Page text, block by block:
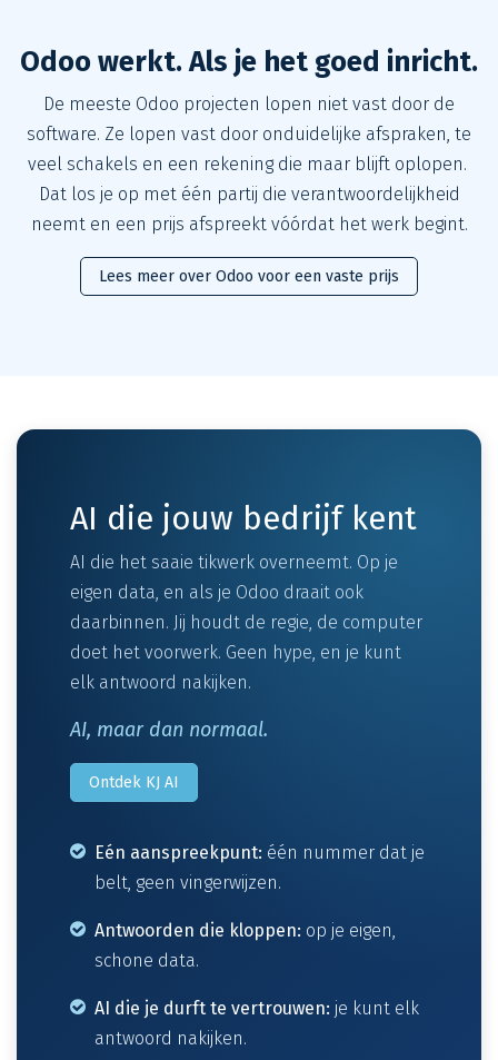
Odoo werkt. Als je het goed inricht.
De meeste Odoo projecten lopen niet vast door de
software. Ze lopen vast door onduidelijke afspraken, te
veel schakels en een rekening die maar blijft oplopen.
Dat los je op met één partij die verantwoordelijkheid
neemt en een prijs afspreekt vóórdat het werk begint.
Lees meer over Odoo voor een vaste prijs
AI die jouw bedrijf kent
AI die het saaie tikwerk overneemt. Op je
eigen data, en als je Odoo draait ook
daarbinnen. Jij houdt de regie, de computer
doet het voorwerk. Geen hype, en je kunt
elk antwoord nakijken.
AI, maar dan normaal.
Ontdek KJ AI
Eén aanspreekpunt: één nummer dat je
belt, geen vingerwijzen.
Antwoorden die kloppen: op je eigen,
schone data.
AI die je durft te vertrouwen: je kunt elk
antwoord nakijken.